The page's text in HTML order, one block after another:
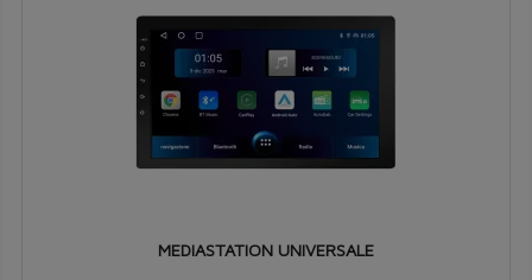
MEDIASTATION UNIVERSALE